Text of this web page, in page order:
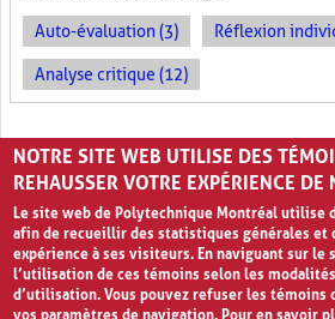
Auto-évaluation (3) Réflexion
Analyse critique (12)
PAGES
« ‹ 1 2 3
NOTRE SITE WEB UTILISE DES
REHAUSSER VOTRE EXPÉRIENCE DE
Le site web de Polytechnique Montréal utilise
afin de recueillir des statistiques générales
expérience à ses visiteurs. En naviguant sur le
l’utilisation de ces témoins selon les
d’utilisation. Vous pouvez refuser les témoins
vos paramètres de navigation. Pour en savoir